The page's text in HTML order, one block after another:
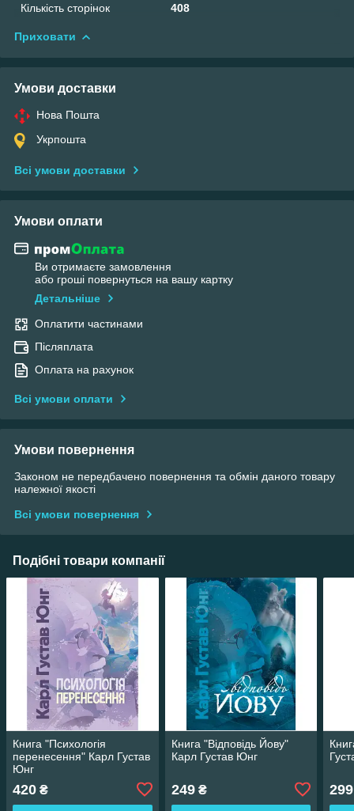
Кількість сторінок
408
Приховати
Умови доставки
Нова Пошта
Укрпошта
Всі умови доставки
Умови оплати
Ви отримаєте замовлення
або гроші повернуться на вашу картку
Детальніше
Оплатити частинами
Післяплата
Оплата на рахунок
Всі умови оплати
Умови повернення
Законом не передбачено повернення та обмін даного товару
належної якості
Всі умови повернення
Подібні товари компанії
Книга "Психологія
перенесення" Карл Густав
Юнг
420 ₴
Книга "Відповідь Йову"
Карл Густав Юнг
249₴ 299